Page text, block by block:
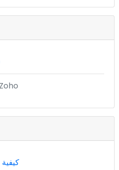
إنشاء حقول مخصصة لـ Zoho